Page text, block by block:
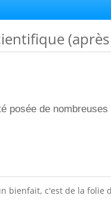
(après
posée de
bienfait, c'est de la folie